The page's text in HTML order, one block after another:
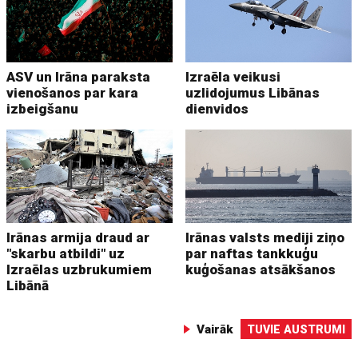
ASV un Irāna paraksta
vienošanos par kara
izbeigšanu
Izraēla veikusi
uzlidojumus Libānas
dienvidos
Irānas armija draud ar
"skarbu atbildi" uz
Izraēlas uzbrukumiem
Libānā
Irānas valsts mediji ziņo
par naftas tankkuģu
kuģošanas atsākšanos
Vairāk TUVIE AUSTRUMI